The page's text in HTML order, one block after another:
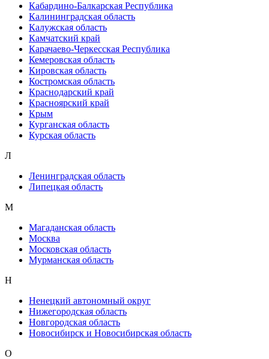
Кабардино-Балкарская Республика
Калининградская область
Калужская область
Камчатский край
Карачаево-Черкесская Республика
Кемеровская область
Кировская область
Костромская область
Краснодарский край
Красноярский край
Крым
Курганская область
Курская область
Л
Ленинградская область
Липецкая область
М
Магаданская область
Москва
Московская область
Мурманская область
Н
Ненецкий автономный округ
Нижегородская область
Новгородская область
Новосибирск и Новосибирская область
О